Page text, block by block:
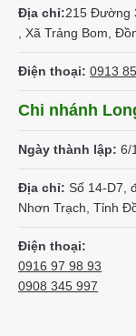
Địa chỉ:215 Đường
, Xã Trảng Bom,
Điện thoại: 0913
Chi nhánh
Ngày thành lập: 6/
Địa chỉ: Số 14-D7,
Nhơn Trạch, Tỉnh
Điện thoại:
0916 97 98 93
0908 345 997